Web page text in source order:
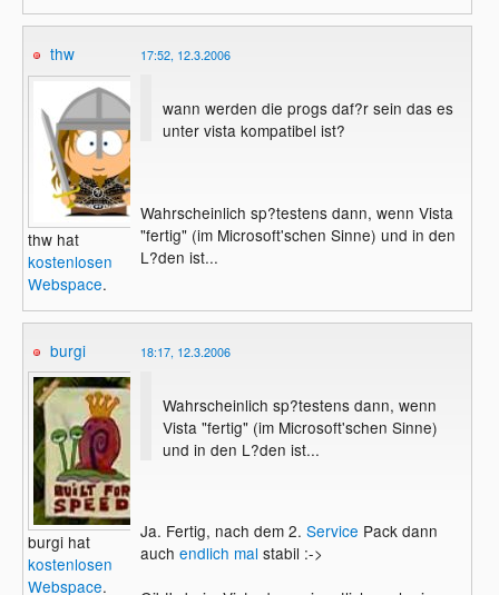
thw
thw hat
kostenlosen
Webspace.
17:52, 12.3.2006
wann werden die progs daf?r sein das es
unter vista kompatibel ist?
Wahrscheinlich sp?testens dann, wenn Vista
"fertig" (im Microsoft'schen Sinne) und in den
L?den ist...
burgi
burgi hat
kostenlosen
Webspace.
18:17, 12.3.2006
Wahrscheinlich sp?testens dann, wenn
Vista "fertig" (im Microsoft'schen Sinne)
und in den L?den ist...
Ja. Fertig, nach dem 2. Service Pack dann
auch endlich mal stabil :->